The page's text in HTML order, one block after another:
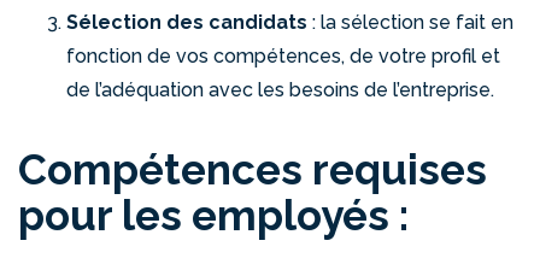
Sélection des candidats : la sélection se fait en
fonction de vos compétences, de votre profil et
de l’adéquation avec les besoins de l’entreprise.
Compétences requises
pour les employés :